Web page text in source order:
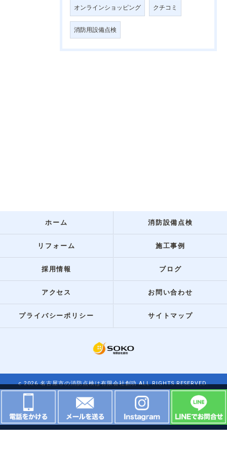
オンラインショッピング クチコミ
消防用設備点検
ホーム 消防設備点検
リフォーム 施工事例
採用情報 ブログ
アクセス お問い合わせ
プライバシーポリシー サイトマップ
c 2026 名古屋市の消防点検は有限会社創功 ALL RIGHTS RESERVED.